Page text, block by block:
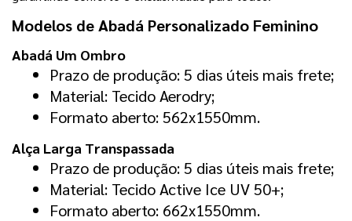
Modelos de Abadá Personalizado Feminino
Abadá Um Ombro
Prazo de produção: 5 dias úteis mais frete;
Material: Tecido Aerodry;
Formato aberto: 562x1550mm.
Alça Larga Transpassada
Prazo de produção: 5 dias úteis mais frete;
Material: Tecido Active Ice UV 50+;
Formato aberto: 662x1550mm.